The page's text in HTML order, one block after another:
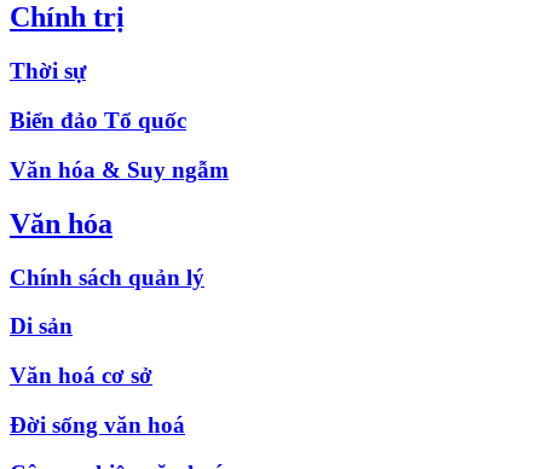
Chính trị
Thời sự
Biển đảo Tổ quốc
Văn hóa & Suy ngẫm
Văn hóa
Chính sách quản lý
Di sản
Văn hoá cơ sở
Đời sống văn hoá